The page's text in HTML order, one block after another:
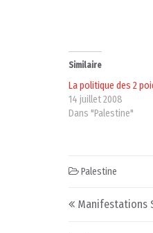
Similaire
La politique des 2
14 juillet 2008
Dans "Palestine"
Palestine
Post
Manifestations